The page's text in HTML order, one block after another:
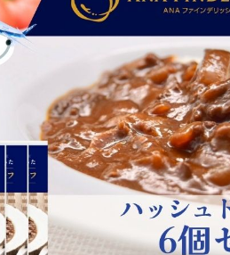
トルト
ほかの惣菜
ッシュドビーフ 1袋(170g) 合計6食入り